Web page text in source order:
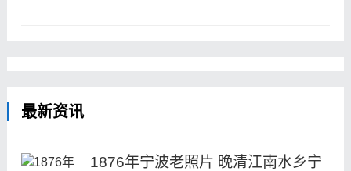
最新资讯
1876年宁波老照片 晚清江南水乡宁